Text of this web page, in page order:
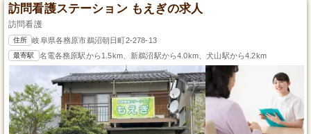
訪問看護ステーション もえぎの求人
訪問看護
住所 岐阜県各務原市鵜沼朝日町2-278-13
最寄駅 名電各務原駅から1.5km、新鵜沼駅から4.0km、犬山駅から4.2km